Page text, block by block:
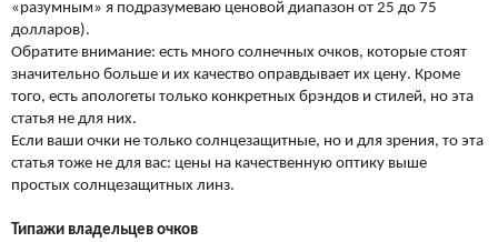
«разумным» я подразумеваю ценовой диапазон от 25 до 75
долларов).
Обратите внимание: есть много солнечных очков, которые стоят
значительно больше и их качество оправдывает их цену. Кроме
того, есть апологеты только конкретных брэндов и стилей, но эта
статья не для них.
Если ваши очки не только солнцезащитные, но и для зрения, то эта
статья тоже не для вас: цены на качественную оптику выше
простых солнцезащитных линз.
Типажи владельцев очков